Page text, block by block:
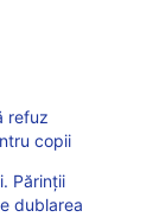
refuz
copii
Părinții
dublarea